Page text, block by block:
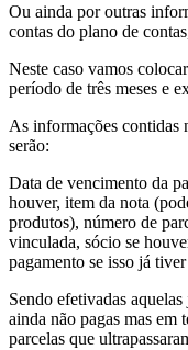
Ou ainda por outras
contas do plano de
Neste caso vamos
período de três meses e
As informações contidas
serão:
Data de vencimento da
houver, item da nota
produtos), número de
vinculada, sócio se
pagamento se isso já
Sendo efetivadas
ainda não pagas mas em
parcelas que